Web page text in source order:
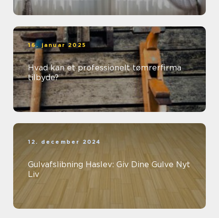
16. januar 2025
Hvad kan et professionelt tømrerfirma
tilbyde?
12. december 2024
Gulvafslibning Haslev: Giv Dine Gulve Nyt
Liv